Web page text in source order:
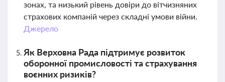
зонах, та низький рівень довіри до вітчизняних
страхових компаній через складні умови війни.
Джерело
Як Верховна Рада підтримує розвиток
оборонної промисловості та страхування
воєнних ризиків?